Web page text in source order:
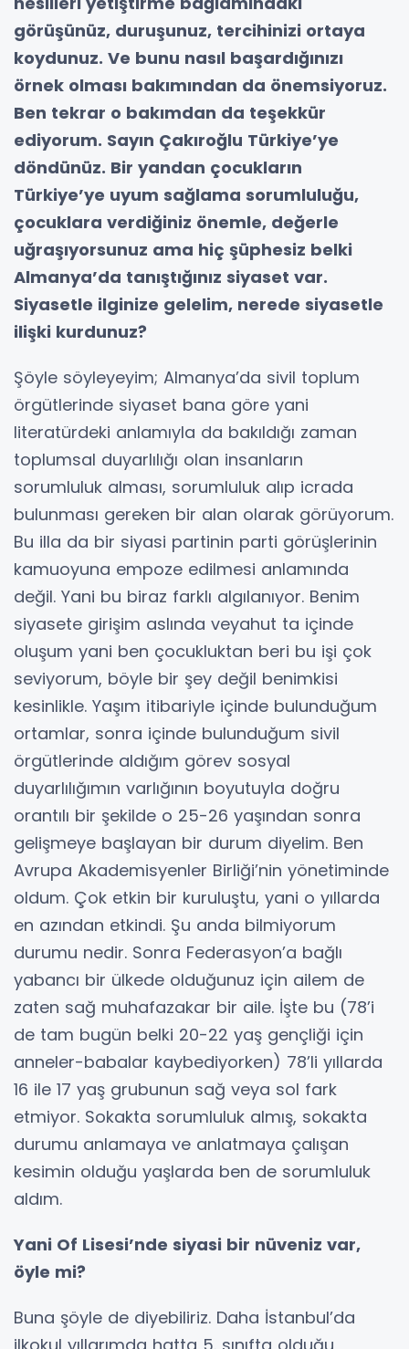
görüşünüz, duruşunuz, tercihinizi ortaya
koydunuz. Ve bunu nasıl başardığınızı
örnek olması bakımından da önemsiyoruz.
Ben tekrar o bakımdan da teşekkür
ediyorum. Sayın Çakıroğlu Türkiye’ye
döndünüz. Bir yandan çocukların
Türkiye’ye uyum sağlama sorumluluğu,
çocuklara verdiğiniz önemle, değerle
uğraşıyorsunuz ama hiç şüphesiz belki
Almanya’da tanıştığınız siyaset var.
Siyasetle ilginize gelelim, nerede siyasetle
ilişki kurdunuz?
Şöyle söyleyeyim; Almanya’da sivil toplum
örgütlerinde siyaset bana göre yani
literatürdeki anlamıyla da bakıldığı zaman
toplumsal duyarlılığı olan insanların
sorumluluk alması, sorumluluk alıp icrada
bulunması gereken bir alan olarak görüyorum.
Bu illa da bir siyasi partinin parti görüşlerinin
kamuoyuna empoze edilmesi anlamında
değil. Yani bu biraz farklı algılanıyor. Benim
siyasete girişim aslında veyahut ta içinde
oluşum yani ben çocukluktan beri bu işi çok
seviyorum, böyle bir şey değil benimkisi
kesinlikle. Yaşım itibariyle içinde bulunduğum
ortamlar, sonra içinde bulunduğum sivil
örgütlerinde aldığım görev sosyal
duyarlılığımın varlığının boyutuyla doğru
orantılı bir şekilde o 25-26 yaşından sonra
gelişmeye başlayan bir durum diyelim. Ben
Avrupa Akademisyenler Birliği’nin yönetiminde
oldum. Çok etkin bir kuruluştu, yani o yıllarda
en azından etkindi. Şu anda bilmiyorum
durumu nedir. Sonra Federasyon’a bağlı
yabancı bir ülkede olduğunuz için ailem de
zaten sağ muhafazakar bir aile. İşte bu (78’i
de tam bugün belki 20-22 yaş gençliği için
anneler-babalar kaybediyorken) 78’li yıllarda
16 ile 17 yaş grubunun sağ veya sol fark
etmiyor. Sokakta sorumluluk almış, sokakta
durumu anlamaya ve anlatmaya çalışan
kesimin olduğu yaşlarda ben de sorumluluk
aldım.
Yani Of Lisesi’nde siyasi bir nüveniz var,
öyle mi?
Buna şöyle de diyebiliriz. Daha İstanbul’da